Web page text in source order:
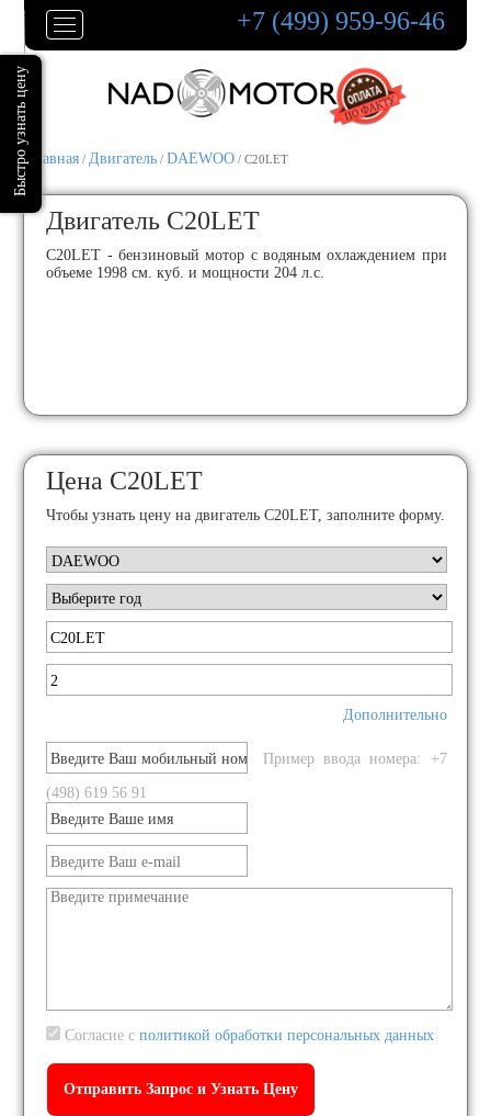
+7 (499) 959-96-46
Главная / Двигатель / DAEWOO / C20LET
Двигатель C20LET
C20LET - бензиновый мотор с водяным охлаждением при
объеме 1998 см. куб. и мощности 204 л.с.
Цена C20LET
Чтобы узнать цену на двигатель C20LET, заполните форму.
Дополнительно
Пример ввода номера: +7
(498) 619 56 91
Согласие сполитикой обработки персональных данных